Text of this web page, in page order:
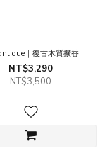
｜復古木質擴香
NT$3,290
NT$3,500